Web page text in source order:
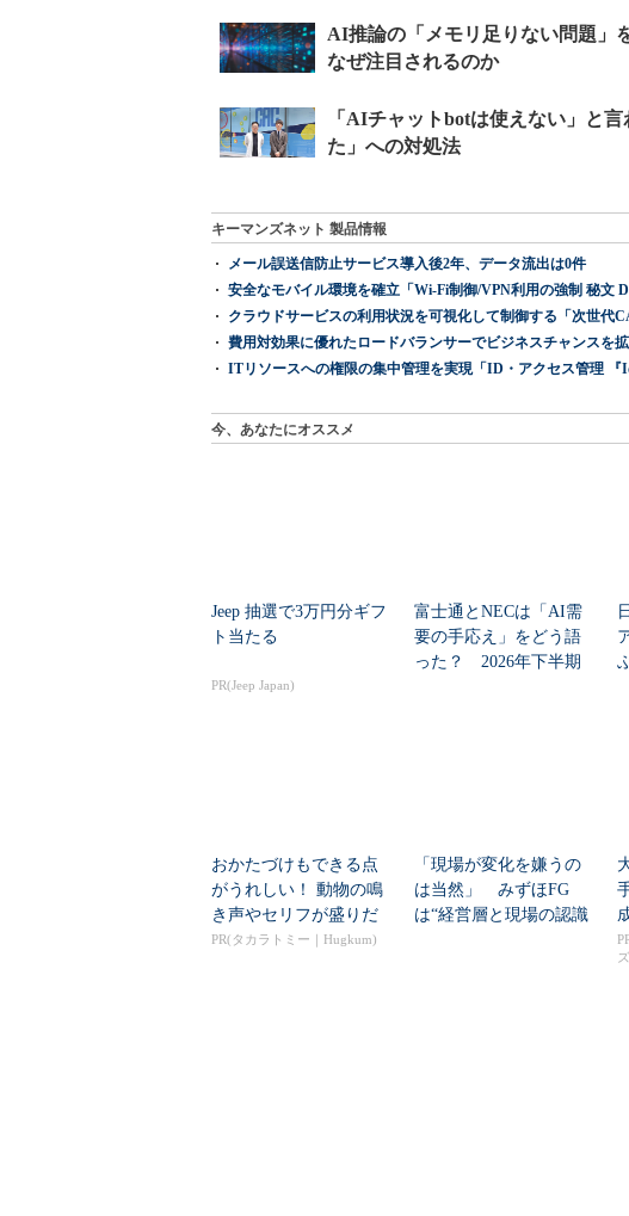
キーマンズネット 製品情報
メール誤送信防止サービス導入後2年、データ流出は0件
安全なモバイル環境を確立「Wi-Fi制御/VPN利用の強制 秘文
クラウドサービスの利用状況を可視化して制御する「次世代
費用対効果に優れたロードバランサーでビジネスチャンスを
ITリソースへの権限の集中管理を実現「ID・アクセス管理 『
今、あなたにオススメ
Jeep 抽選で3万円分ギフ
ト当たる
PR(Jeep Japan)
富士通とNECは「AI需
要の手応え」をどう語
った？ 2026年下半期
おかたづけもできる点
がうれしい！ 動物の鳴
き声やセリフが盛りだ
くさんの「アニア ...
PR(タカラトミー｜Hugkum)
「現場が変化を嫌うの
は当然」 みずほFG
は“経営層と現場の認識